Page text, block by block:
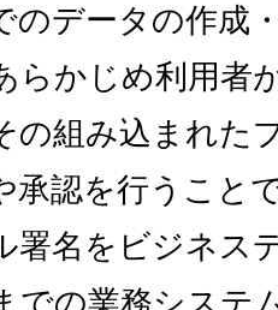
のデータの作成
らかじめ利用者
の組み込まれた
承認を行うこと
署名をビジネス